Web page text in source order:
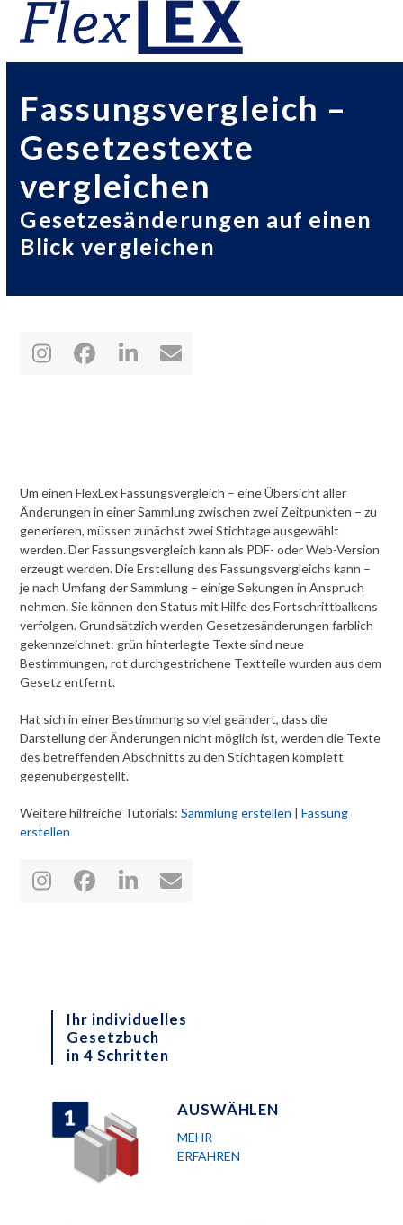
content
Open
mobile
Close
mobile
Fassungsvergleich –
Gesetzestexte
vergleichen
Gesetzesänderungen auf einen
Blick vergleichen
Instagram
Facebook
LinkedIn
E-
Um einen FlexLex Fassungsvergleich – eine Übersicht aller
Änderungen in einer Sammlung zwischen zwei Zeitpunkten – zu
generieren, müssen zunächst zwei Stichtage ausgewählt
werden.Der Fassungsvergleich kann als PDF- oder Web-Version
erzeugt werden. Die Erstellung des Fassungsvergleichs kann –
je nach Umfang der Sammlung – einige Sekungen in Anspruch
nehmen. Sie können den Status mit Hilfe des Fortschrittbalkens
verfolgen.Grundsätzlich werden Gesetzesänderungen farblich
gekennzeichnet: grün hinterlegte Texte sind neue
Bestimmungen, rot durchgestrichene Textteile wurden aus dem
Gesetz entfernt.
Hat sich in einer Bestimmung so viel geändert, dass die
Darstellung der Änderungen nicht möglich ist, werden die Texte
des betreffenden Abschnitts zu den Stichtagen komplett
gegenübergestellt.
Weitere hilfreiche Tutorials:Sammlung erstellen |Fassung
erstellen
Instagram
Facebook
LinkedIn
E-
Ihr individuelles
Gesetzbuch
in 4 Schritten
AUSWÄHLEN
MEHR
ERFAHREN